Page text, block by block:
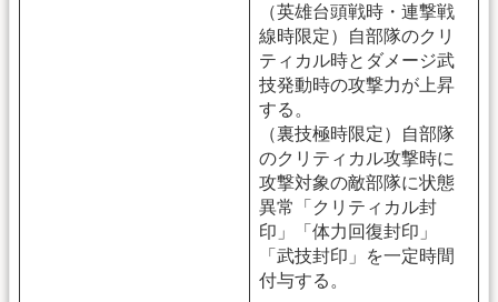
（英雄台頭戦時・連撃戦
線時限定）自部隊のクリ
ティカル時とダメージ武
技発動時の攻撃力が上昇
する。
（裏技極時限定）自部隊
のクリティカル攻撃時に
攻撃対象の敵部隊に状態
異常「クリティカル封
印」「体力回復封印」
「武技封印」を一定時間
付与する。